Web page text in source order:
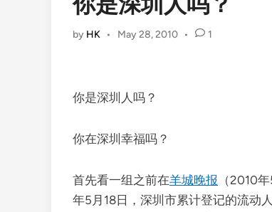
by HK • May 28, 2010 • 1
你是深圳人吗？
你在深圳幸福吗？
首先看一组之前在羊城晚报 （2010
年5月18日，深圳市累计登记的流动